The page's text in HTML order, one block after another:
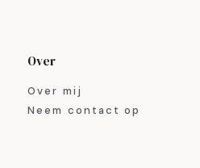
Over
Over mij
Neem contact op